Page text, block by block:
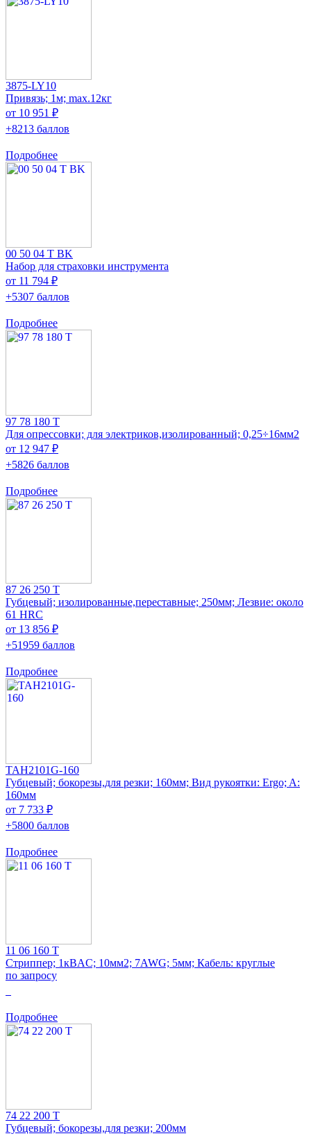
3875-LY10
Привязь; 1м; max.12кг
от 10 951 ₽
+8213 баллов
Подробнее
00 50 04 T BK
Набор для страховки инструмента
от 11 794 ₽
+5307 баллов
Подробнее
97 78 180 T
Для опрессовки; для электриков,изолированный; 0,25÷16мм2
от 12 947 ₽
+5826 баллов
Подробнее
87 26 250 T
Губцевый; изолированные,переставные; 250мм; Лезвие: около
61 HRC
от 13 856 ₽
+51959 баллов
Подробнее
TAH2101G-160
Губцевый; бокорезы,для резки; 160мм; Вид рукоятки: Ergo; A:
160мм
от 7 733 ₽
+5800 баллов
Подробнее
11 06 160 T
Стриппер; 1кВAC; 10мм2; 7AWG; 5мм; Кабель: круглые
по запросу
Подробнее
74 22 200 T
Губцевый; бокорезы,для резки; 200мм